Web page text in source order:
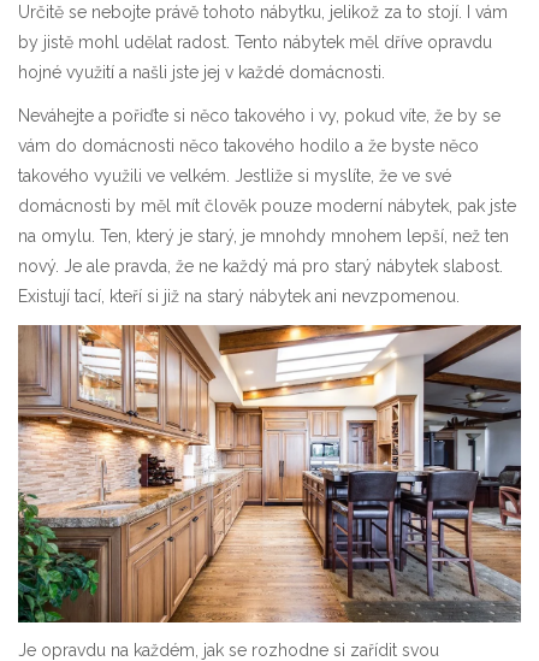
Určitě se nebojte právě tohoto nábytku, jelikož za to stojí. I vám
by jistě mohl udělat radost. Tento nábytek měl dříve opravdu
hojné využití a našli jste jej v každé domácnosti.
Neváhejte a pořiďte si něco takového i vy, pokud víte, že by se
vám do domácnosti něco takového hodilo a že byste něco
takového využili ve velkém. Jestliže si myslíte, že ve své
domácnosti by měl mít člověk pouze moderní nábytek, pak jste
na omylu. Ten, který je starý, je mnohdy mnohem lepší, než ten
nový. Je ale pravda, že ne každý má pro starý nábytek slabost.
Existují tací, kteří si již na starý nábytek ani nevzpomenou.
Je opravdu na každém, jak se rozhodne si zařídit svou